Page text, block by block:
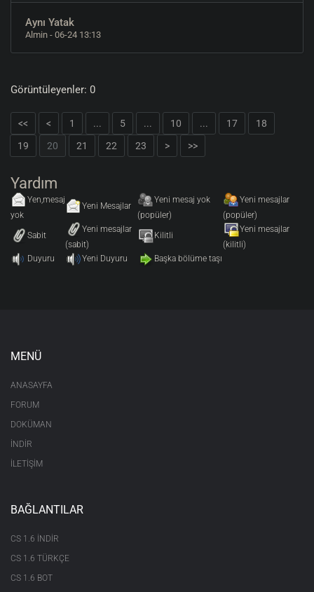
Aynı Yatak
Almin - 06-24 13:13
Görüntüleyenler: 0
<< < 1 ... 5 ... 10 ... 17
18
19
20 21 22 23 > >>
Yardım
Yen,mesaj
yok
Yeni Mesajlar
Yeni mesaj yok
(popüler)
Yeni mesajlar
(popüler)
Sabit
Yeni mesajlar
(sabit)
Kilitli
Yeni mesajlar
(kilitli)
Duyuru
Yeni Duyuru Başka bölüme taşı
MENÜ
ANASAYFA
FORUM
DOKÜMAN
İNDİR
İLETİŞİM
BAĞLANTILAR
CS 1.6 INDIR
CS 1.6 TÜRKÇE
CS 1.6 BOT